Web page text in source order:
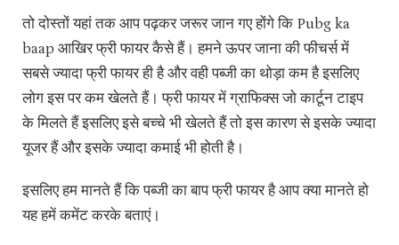
तो दोस्तों यहां तक आप पढ़कर जरूर जान गए होंगे कि Pubg ka
baap आखिर फ्री फायर कैसे हैं। हमने ऊपर जाना की फीचर्स में
सबसे ज्यादा फ्री फायर ही है और वही पब्जी का थोड़ा कम है इसलिए
लोग इस पर कम खेलते हैं। फ्री फायर में ग्राफिक्स जो कार्टून टाइप
के मिलते हैं इसलिए इसे बच्चे भी खेलते हैं तो इस कारण से इसके ज्यादा
यूजर हैं और इसके ज्यादा कमाई भी होती है।
इसलिए हम मानते हैं कि पब्जी का बाप फ्री फायर है आप क्या मानते हो
यह हमें कमेंट करके बताएं।